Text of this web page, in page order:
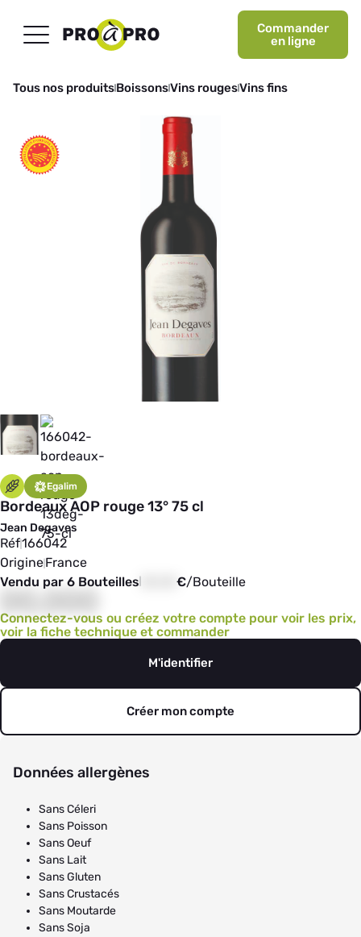
Commander
en ligne
Tous nos produitsBoissonsVins rougesVins fins
Egalim
Bordeaux AOP rouge 13° 75 cl
Jean Degaves
Réf166042
OrigineFrance
Vendu par 6 Bouteilles
€/Bouteille
Connectez-vous ou créez votre compte pour voir les prix,
voir la fiche technique et commander
M'identifier
Créer mon compte
Données allergènes
Sans Céleri
Sans Poisson
Sans Oeuf
Sans Lait
Sans Gluten
Sans Crustacés
Sans Moutarde
Sans Soja